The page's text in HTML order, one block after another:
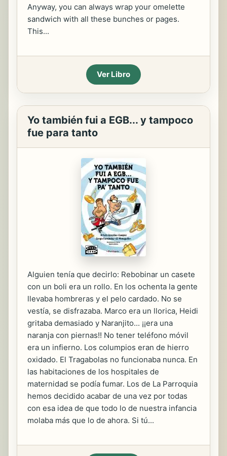
Anyway, you can always wrap your omelette
sandwich with all these bunches or pages.
This...
Ver Libro
Yo también fui a EGB... y tampoco
fue para tanto
Alguien tenía que decirlo: Rebobinar un casete
con un boli era un rollo. En los ochenta la gente
llevaba hombreras y el pelo cardado. No se
vestía, se disfrazaba. Marco era un llorica, Heidi
gritaba demasiado y Naranjito... ¡¡era una
naranja con piernas!! No tener teléfono móvil
era un infierno. Los columpios eran de hierro
oxidado. El Tragabolas no funcionaba nunca. En
las habitaciones de los hospitales de
maternidad se podía fumar. Los de La Parroquia
hemos decidido acabar de una vez por todas
con esa idea de que todo lo de nuestra infancia
molaba más que lo de ahora. Si tú...